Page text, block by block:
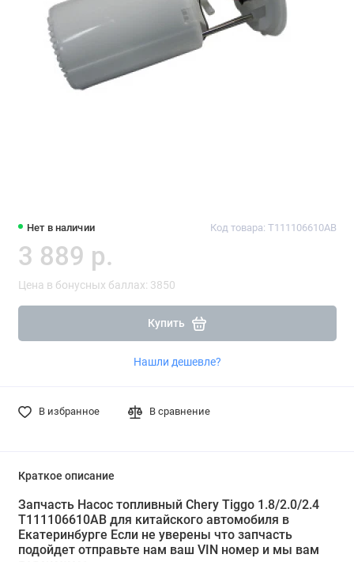
Нет в наличии Код товара: T111106610AB
3 889 р.
Цена в бонусных баллах: 3850
Купить
Нашли дешевле?
В избранное В сравнение
Краткое описание
Запчасть Насос топливный Chery Tiggo 1.8/2.0/2.4
T111106610AB для китайского автомобиля в
Екатеринбурге Если не уверены что запчасть
подойдет отправьте нам ваш VIN номер и мы вам